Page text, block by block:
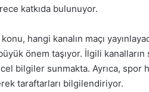
katkıda bulunuyor.
hangi kanalın maçı
önem taşıyor. İlgili
bilgiler sunmakta. Ayrıca, spor
taraftarları bilgilendiriyor.